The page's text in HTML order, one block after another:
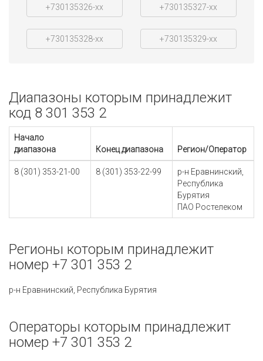
+730135326-xx +730135327-xx
+730135328-xx +730135329-xx
Диапазоны которым принадлежит
код 8 301 353 2
Начало
диапазона
Конец диапазона Регион/Оператор
8 (301) 353-21-00 8 (301) 353-22-99
р-н Еравнинский,
Республика
Бурятия
ПАО Ростелеком
Регионы которым принадлежит
номер +7 301 353 2
р-н Еравнинский, Республика Бурятия
Операторы которым принадлежит
номер +7 301 353 2